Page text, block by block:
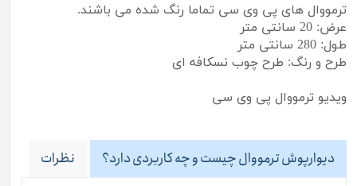
ترمووال های پی وی سی تماما رنگ شده می باشند.
عرض: 20 سانتی متر
طول: 280 سانتی متر
طرح و رنگ: طرح چوب نسکافه ای
ویدیو ترمووال پی وی سی
دیوارپوش ترمووال چیست و چه کاربردی دارد؟ نظرات